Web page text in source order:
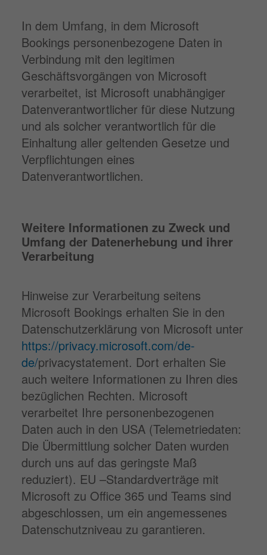
In dem Umfang, in dem Microsoft
Bookings personenbezogene Daten in
Verbindung mit den legitimen
Geschäftsvorgängen von Microsoft
verarbeitet, ist Microsoft unabhängiger
Datenverantwortlicher für diese Nutzung
und als solcher verantwortlich für die
Einhaltung aller geltenden Gesetze und
Verpflichtungen eines
Datenverantwortlichen.
Weitere Informationen zu Zweck und
Umfang der Datenerhebung und ihrer
Verarbeitung
Hinweise zur Verarbeitung seitens
Microsoft Bookings erhalten Sie in den
Datenschutzerklärung von Microsoft unter
https://privacy.microsoft.com/de-
de/privacystatement. Dort erhalten Sie
auch weitere Informationen zu Ihren dies
bezüglichen Rechten. Microsoft
verarbeitet Ihre personenbezogenen
Daten auch in den USA (Telemetriedaten:
Die Übermittlung solcher Daten wurden
durch uns auf das geringste Maß
reduziert). EU –Standardverträge mit
Microsoft zu Office 365 und Teams sind
abgeschlossen, um ein angemessenes
Datenschutzniveau zu garantieren.